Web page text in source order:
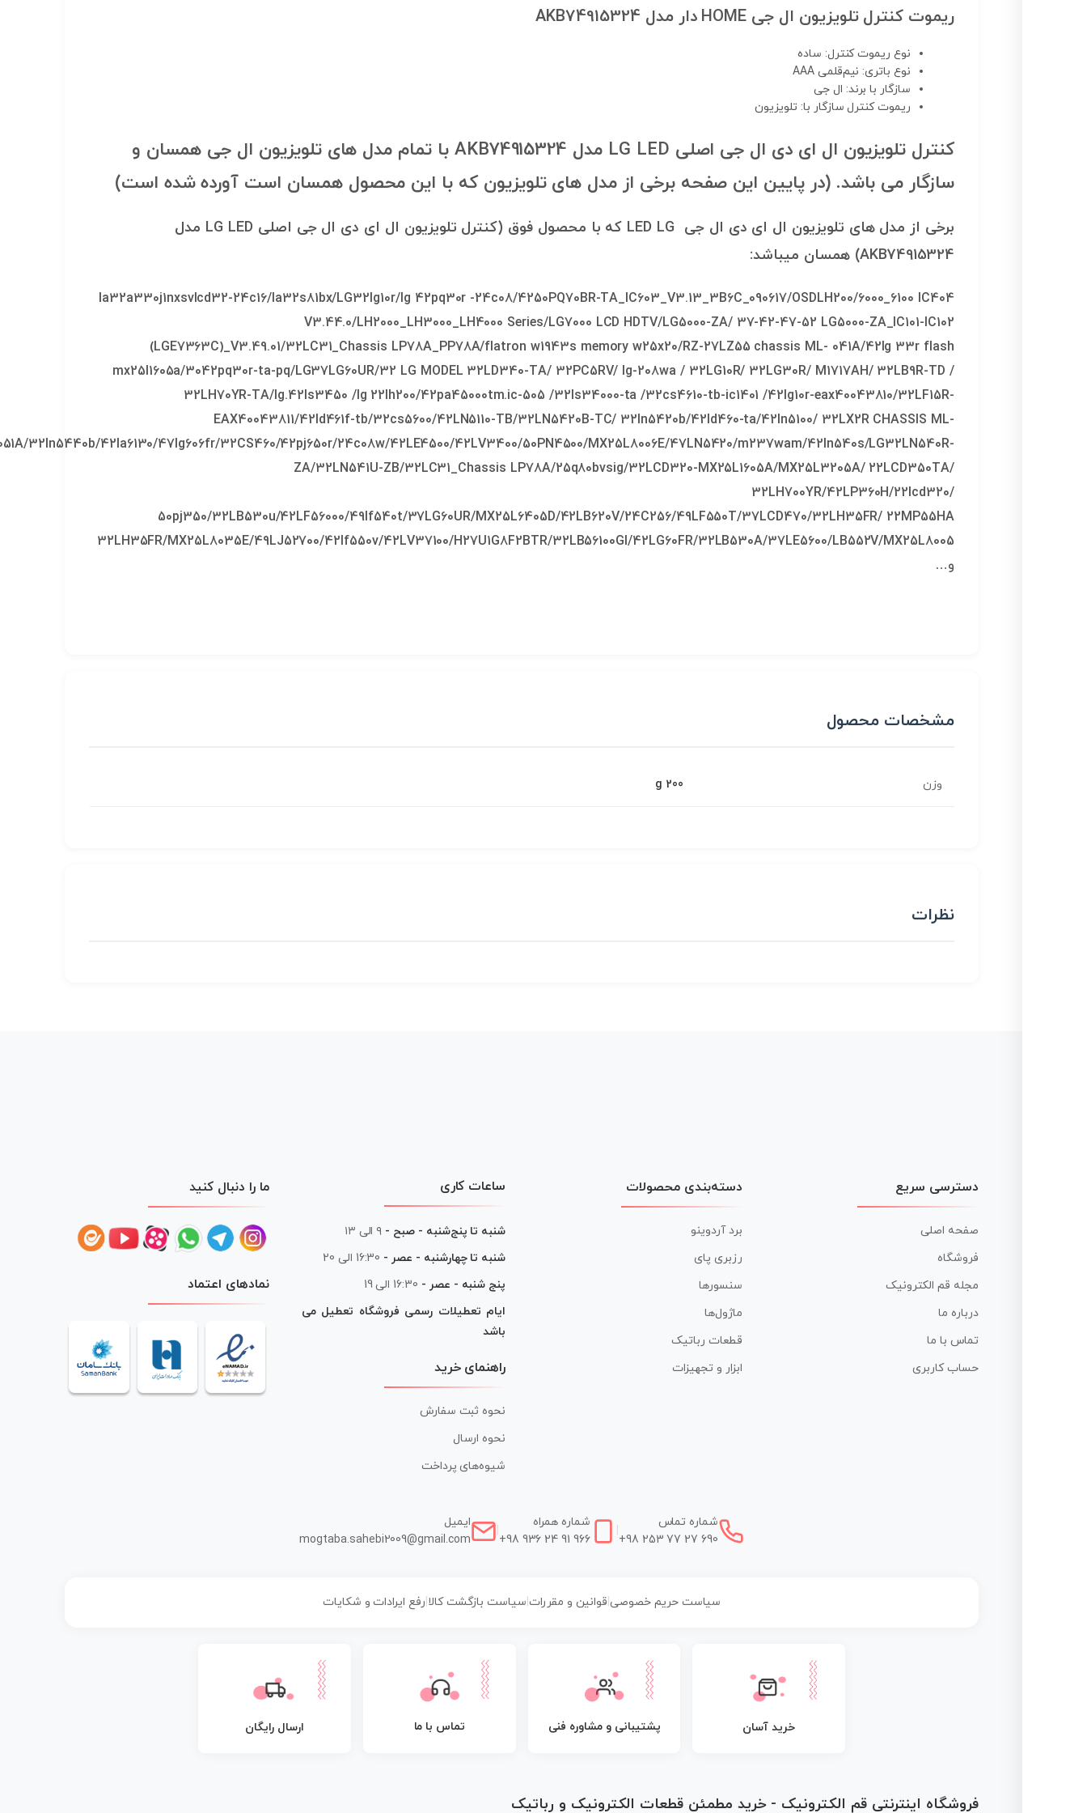
ریموت کنترل تلویزیون ال جی HOME دار مدل AKB74915324
نوع ریموت کنترل: ساده
نوع باتری: نیم‌قلمی AAA
سازگار با برند: ال جی
ریموت کنترل سازگار با: تلویزیون
کنترل تلویزیون ال ای دی ال جی اصلی LG LED مدل AKB74915324 با تمام مدل های تلویزیون ال جی همسان و
سازگار می باشد. (در پایین این صفحه برخی از مدل های تلویزیون که با این محصول همسان است آورده شده است)
برخی از مدل های تلویزیون ال ای دی ال جی LED LG که با محصول فوق (کنترل تلویزیون ال ای دی ال جی اصلی LG LED مدل
AKB74915324) همسان میباشد:
la32a330j1nxsvlcd32-24c16/la32s81bx/LG32lg10r/lg 42pq30r -24c08/4250PQ70BR-TA_IC603_V3.13_3B6C_090617/OSDLH200/6000_6100 IC404
V3.44.0/LH2000_LH3000_LH4000 Series/LG7000 LCD HDTV/LG5000-ZA/ 37-42-47-52 LG5000-ZA_IC101-IC102
(LGE7363C)_V3.49.01/32LC31_Chassis LP78A_PP78A/flatron w1943s memory w25x20/RZ-27LZ55 chassis ML- 041A/42lg 33r flash
mx25l1605a/3042pq30r-ta-pq/LG37LG60UR/32 LG MODEL 32LD340-TA/ 32PC5RV/ lg-208wa / 32LG10R/ 32LG30R/ M1717AH/ 32LB9R-TD /
32LH70YR-TA/lg.42ls3450 /lg 22lh200/42pa45000tm.ic-505 /32ls34000-ta /32cs4610-tb-ic1401 /42lg10r-eax40043810/32LF15R-
EAX40043811/42ld461f-tb/32cs5600/42LN5110-TB/32LN5420B-TC/ 32ln5420b/42ld460-ta/42ln5100/ 32LX2R CHASSIS ML-
32ln5440b/42la6130/47lg606fr/32CS460/42pj650r/24c08w/42LE4500/42LV3400/50PN4500/MX25L8006E/47LN5420/m237wam/42ln540s/LG32LN540R-
ZA/32LN541U-ZB/32LC31_Chassis LP78A/25q80bvsig/32LCD320-MX25L1605A/MX25L3205A/ 22LCD350TA/
32LH700YR/42LP360H/22lcd320/
50pj350/32LB530u/42LF56000/49lf540t/37LG60UR/MX25L6405D/42LB620V/24C256/49LF550T/37LCD470/32LH35FR/ 22MP55HA
32LH35FR/MX25L8035E/49LJ52700/42lf550v/42LV37100/H27U1G8F2BTR/32LB56100GI/42LG60FR/32LB530A/37LE5600/LB552V/MX25L8005
و…
مشخصات محصول
وزن 200 g
نظرات
دسترسی سریع
صفحه اصلی
فروشگاه
مجله قم الکترونیک
درباره ما
تماس با ما
حساب کاربری
دسته‌بندی محصولات
برد آردوینو
رزبری پای
سنسورها
ماژول‌ها
قطعات رباتیک
ابزار و تجهیزات
ساعات کاری
شنبه تا پنج‌شنبه - صبح - ۹ الی ۱۳
شنبه تا چهارشنبه - عصر - 16:30 الی 20
پنج شنبه - عصر - 16:30 الی 19
ایام تعطیلات رسمی فروشگاه تعطیل می
باشد
راهنمای خرید
نحوه ثبت سفارش
نحوه ارسال
شیوه‌های پرداخت
ما را دنبال کنید
نمادهای اعتماد
شماره تماس
+98 253 77 27 690
شماره همراه
+98 936 24 91 966
ایمیل
mogtaba.sahebi2009@gmail.com
سیاست حریم خصوصی| قوانین و مقررات سیاست بازگشت کالا رفع ایرادات و شکایات
خرید آسان پشتیبانی و مشاوره فنی تماس با ما ارسال رایگان
فروشگاه اینترنتی قم الکترونیک - خرید مطمئن قطعات الکترونیک و رباتیک